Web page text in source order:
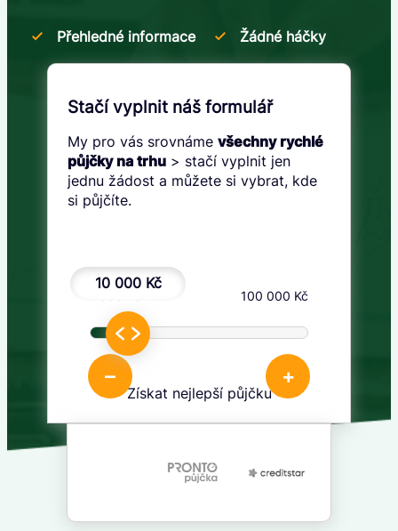
Přehledné informace Žádné háčky
Stačí vyplnit náš formulář
My pro vás srovnámevšechny rychlé
půjčky na trhu > stačí vyplnit jen
jednu žádost a můžete si vybrat, kde
si půjčíte.
10 000 Kč
– +
100 000 Kč
Získat nejlepší půjčku